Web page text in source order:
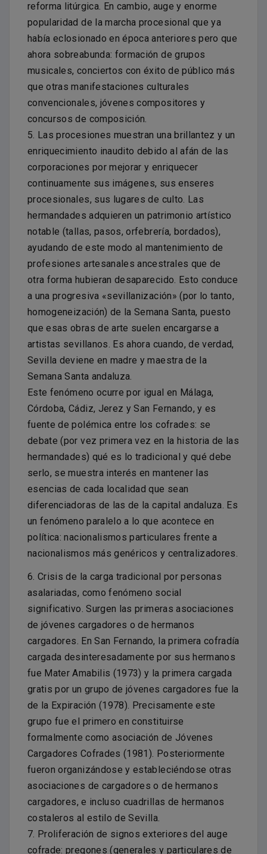
reforma litúrgica. En cambio, auge y enorme
popularidad de la marcha procesional que ya
había eclosionado en época anteriores pero que
ahora sobreabunda: formación de grupos
musicales, conciertos con éxito de público más
que otras manifestaciones culturales
convencionales, jóvenes compositores y
concursos de composición.
5. Las procesiones muestran una brillantez y un
enriquecimiento inaudito debido al afán de las
corporaciones por mejorar y enriquecer
continuamente sus imágenes, sus enseres
procesionales, sus lugares de culto. Las
hermandades adquieren un patrimonio artístico
notable (tallas, pasos, orfebrería, bordados),
ayudando de este modo al mantenimiento de
profesiones artesanales ancestrales que de
otra forma hubieran desaparecido. Esto conduce
a una progresiva «sevillanización» (por lo tanto,
homogeneización) de la Semana Santa, puesto
que esas obras de arte suelen encargarse a
artistas sevillanos. Es ahora cuando, de verdad,
Sevilla deviene en madre y maestra de la
Semana Santa andaluza.
Este fenómeno ocurre por igual en Málaga,
Córdoba, Cádiz, Jerez y San Fernando, y es
fuente de polémica entre los cofrades: se
debate (por vez primera vez en la historia de las
hermandades) qué es lo tradicional y qué debe
serlo, se muestra interés en mantener las
esencias de cada localidad que sean
diferenciadoras de las de la capital andaluza. Es
un fenómeno paralelo a lo que acontece en
política: nacionalismos particulares frente a
nacionalismos más genéricos y centralizadores.
6. Crisis de la carga tradicional por personas
asalariadas, como fenómeno social
significativo. Surgen las primeras asociaciones
de jóvenes cargadores o de hermanos
cargadores. En San Fernando, la primera cofradía
cargada desinteresadamente por sus hermanos
fue Mater Amabilis (1973) y la primera cargada
gratis por un grupo de jóvenes cargadores fue la
de la Expiración (1978). Precisamente este
grupo fue el primero en constituirse
formalmente como asociación de Jóvenes
Cargadores Cofrades (1981). Posteriormente
fueron organizándose y estableciéndose otras
asociaciones de cargadores o de hermanos
cargadores, e incluso cuadrillas de hermanos
costaleros al estilo de Sevilla.
7. Proliferación de signos exteriores del auge
cofrade: pregones (generales y particulares de